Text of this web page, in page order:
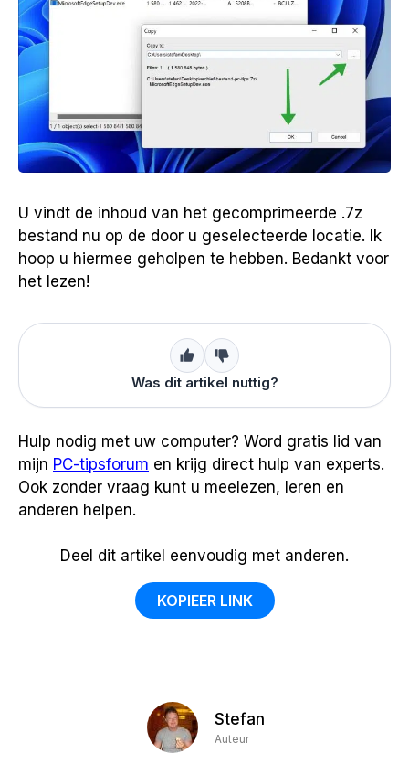
U vindt de inhoud van het gecomprimeerde .7z
bestand nu op de door u geselecteerde locatie. Ik
hoop u hiermee geholpen te hebben. Bedankt voor
het lezen!
Was dit artikel nuttig?
Hulp nodig met uw computer? Word gratis lid van
mijn PC-tipsforum en krijg direct hulp van experts.
Ook zonder vraag kunt u meelezen, leren en
anderen helpen.
Deel dit artikel eenvoudig met anderen.
KOPIEER LINK
Stefan
Auteur